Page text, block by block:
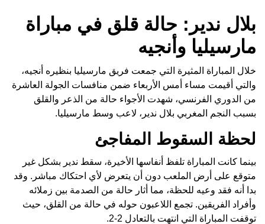
بلال ندير: حالة قلق في مباراة
مارسيليا وأنجيه
خلال المباراة المثيرة التي جمعت فريق مارسيليا بنظيره أنجيه،
والتي أقيمت مساء أمس الأربعاء ضمن منافسات الجولة العاشرة
من الدوري الفرنسي، شهدت الأجواء حالة من الذعر والقلق
بسبب النجم المغربي بلال ندير، لاعب وسط مارسيليا.
لحظة السقوط المفاجئ
بينما كانت المباراة تلفظ أنفاسها الأخيرة، سقط ندير بشكل غير
متوقع على أرض الملعب دون أن يتعرض لأي احتكاك مباشر. وقد
بدا أنه فقد وعيه للحظة، مما أثار حالة من الصدمة بين زملائه
وأفراد الفريقين. تجمع اللاعبون حوله في حالة من القلق، حيث
توقفت المباراة التي انتهت بالتعادل 2-2.